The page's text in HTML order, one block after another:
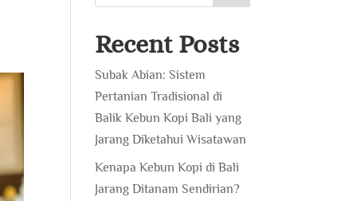
Recent Posts
Subak Abian: Sistem
Pertanian Tradisional di
Balik Kebun Kopi Bali yang
Jarang Diketahui Wisatawan
Kenapa Kebun Kopi di Bali
Jarang Ditanam Sendirian?